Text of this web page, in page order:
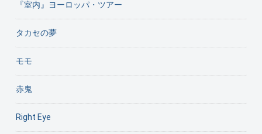
『室内』ヨーロッパ・ツアー
タカセの夢
モモ
赤鬼
Right Eye